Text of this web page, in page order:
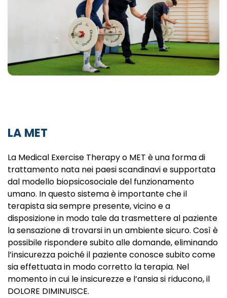
LA MET
La Medical Exercise Therapy o MET è una forma di
trattamento nata nei paesi scandinavi e supportata
dal modello biopsicosociale del funzionamento
umano. In questo sistema è importante che il
terapista sia sempre presente, vicino e a
disposizione in modo tale da trasmettere al paziente
la sensazione di trovarsi in un ambiente sicuro. Così è
possibile rispondere subito alle domande, eliminando
l’insicurezza poiché il paziente conosce subito come
sia effettuata in modo corretto la terapia. Nel
momento in cui le insicurezze e l’ansia si riducono, il
DOLORE DIMINUISCE.